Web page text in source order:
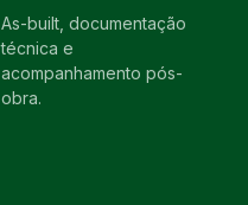
As-built, documentação
técnica e
acompanhamento pós-
obra.